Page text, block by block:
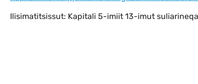
Ilisimatitsissut: Kapitali 5-imiit 13-imut